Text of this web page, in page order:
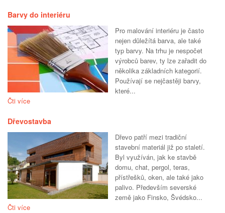
Barvy do interiéru
Pro malování interiéru je často
nejen důležítá barva, ale také
typ barvy. Na trhu je nespočet
výrobců barev, ty lze zařadit do
několika základních kategorií.
Používají se nejčastěji barvy,
které...
Čti více
Dřevostavba
Dřevo patří mezi tradiční
stavební materiál již po staletí.
Byl využíván, jak ke stavbě
domu, chat, pergol, teras,
přístřešků, oken, ale také jako
palivo. Především severské
země jako Finsko, Švédsko...
Čti více